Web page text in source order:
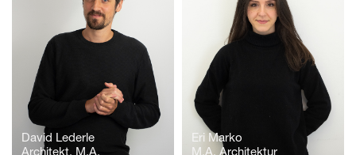
David Lederle
Eri Marko